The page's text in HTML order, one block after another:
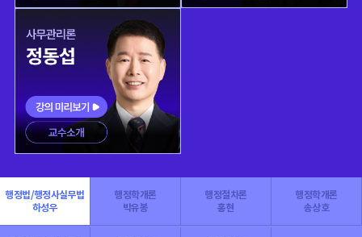
행정법/행정사실무법
하성우
행정학개론
박유봉
행정절차론
홍현
행정학개론
송상호